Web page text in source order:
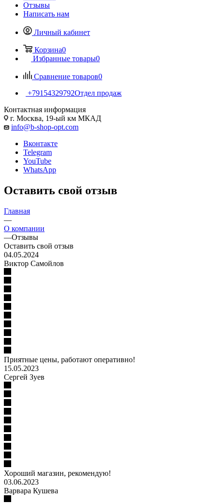
Отзывы
Написать нам
Личный кабинет
Корзина0
Избранные товары0
Сравнение товаров0
+79154329792Отдел продаж
Контактная информация
г. Москва, 19-ый км МКАД
info@b-shop-opt.com
Вконтакте
Telegram
YouTube
WhatsApp
Оставить свой отзыв
Главная
—
О компании
—Отзывы
Оставить свой отзыв
04.05.2024
Виктор Самойлов
Приятные цены, работают оперативно!
15.05.2023
Сергей Зуев
Хороший магазин, рекомендую!
03.06.2023
Варвара Кушева